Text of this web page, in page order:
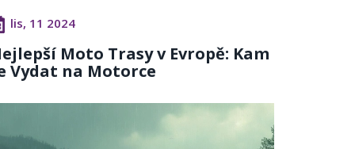
lis, 11 2024
Moto Trasy v Evropě: Kam
Vydat na Motorce